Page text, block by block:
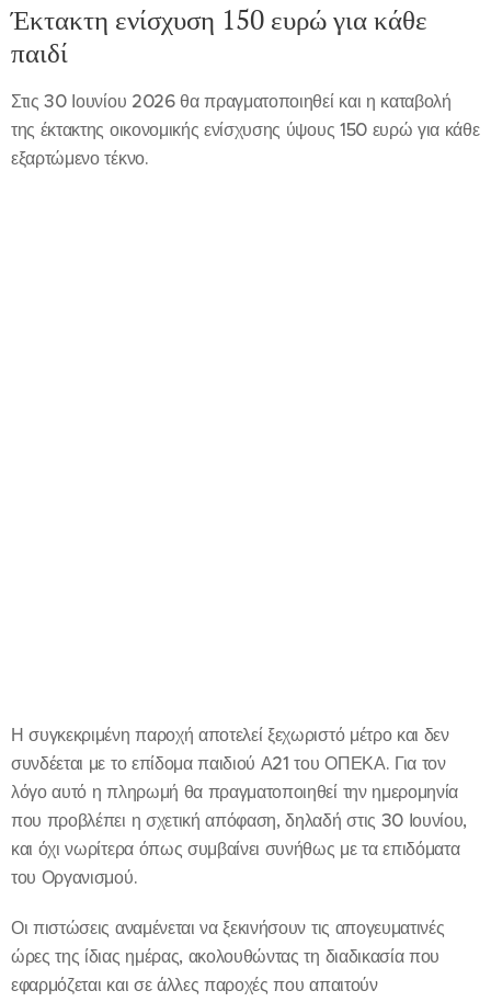
Έκτακτη ενίσχυση 150 ευρώ για κάθε
παιδί
Στις 30 Ιουνίου 2026 θα πραγματοποιηθεί και η καταβολή
της έκτακτης οικονομικής ενίσχυσης ύψους 150 ευρώ για κάθε
εξαρτώμενο τέκνο.
Η συγκεκριμένη παροχή αποτελεί ξεχωριστό μέτρο και δεν
συνδέεται με το επίδομα παιδιού Α21 του ΟΠΕΚΑ. Για τον
λόγο αυτό η πληρωμή θα πραγματοποιηθεί την ημερομηνία
που προβλέπει η σχετική απόφαση, δηλαδή στις 30 Ιουνίου,
και όχι νωρίτερα όπως συμβαίνει συνήθως με τα επιδόματα
του Οργανισμού.
Οι πιστώσεις αναμένεται να ξεκινήσουν τις απογευματινές
ώρες της ίδιας ημέρας, ακολουθώντας τη διαδικασία που
εφαρμόζεται και σε άλλες παροχές που απαιτούν